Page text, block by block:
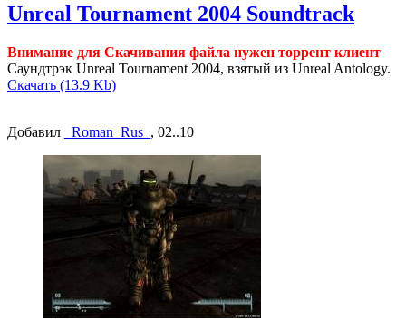
Unreal Tournament 2004 Soundtrack
Внимание для Скачивания файла нужен торрент клиент
Cаундтрэк Unreal Tournament 2004, взятый из Unreal Antology.
Скачать (13.9 Kb)
Добавил _Roman_Rus_ , 02..10